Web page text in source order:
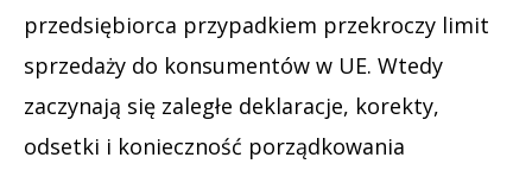
przedsiębiorca przypadkiem przekroczy limit
sprzedaży do konsumentów w UE. Wtedy
zaczynają się zaległe deklaracje, korekty,
odsetki i konieczność porządkowania